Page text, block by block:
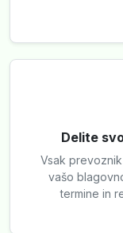
Delite
Vsak
vašo
termine in